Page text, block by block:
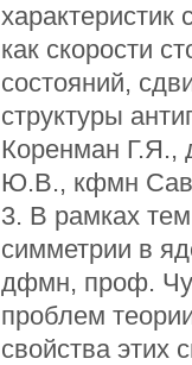
характеристик
как скорости
состояний,
структуры
Коренман
Ю.В., кфмн
3. В рамках
симметрии в
дфмн, проф.
проблем
свойства этих